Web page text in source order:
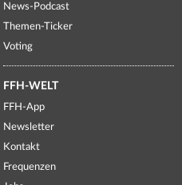
News-Podcast
Themen-Ticker
Voting
FFH-WELT
FFH-App
Newsletter
Kontakt
Frequenzen